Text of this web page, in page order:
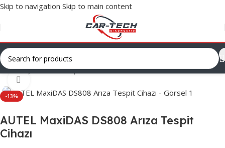
Skip to navigation Skip to main content
Ana Sayfa/Arıza Tespit Cihazları/Binek
-13%
AUTEL MaxiDAS DS808 Arıza Tespit
Cihazı